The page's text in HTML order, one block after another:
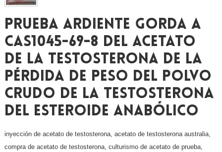
Prueba Ardiente Gorda A
CAS1045-69-8 Del Acetato
De La Testosterona De La
Pérdida De Peso Del Polvo
Crudo De La Testosterona
Del Esteroide Anabólico
inyección de acetato de testosterona, acetato de testosterona australia,
compra de acetato de testosterona, culturismo de acetato de prueba,